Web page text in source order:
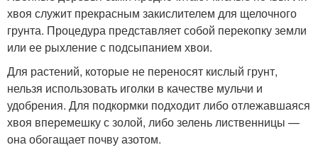
хвоя служит прекрасным закислителем для щелочного
грунта. Процедура представляет собой перекопку земли
или ее рыхление с подсыпанием хвои.
Для растений, которые не переносят кислый грунт,
нельзя использовать иголки в качестве мульчи и
удобрения. Для подкормки подходит либо отлежавшаяся
хвоя вперемешку с золой, либо зелень лиственницы —
она обогащает почву азотом.